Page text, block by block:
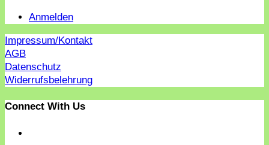
Anmelden
Impressum/Kontakt
AGB
Datenschutz
Widerrufsbelehrung
Connect With Us